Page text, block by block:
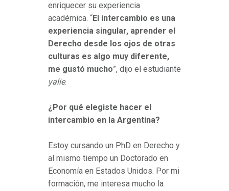
enriquecer su experiencia
académica. “El intercambio es una
experiencia singular, aprender el
Derecho desde los ojos de otras
culturas es algo muy diferente,
me gustó mucho”, dijo el estudiante
yalie.
¿Por qué elegiste hacer el
intercambio en la Argentina?
Estoy cursando un PhD en Derecho y
al mismo tiempo un Doctorado en
Economía en Estados Unidos. Por mi
formación, me interesa mucho la